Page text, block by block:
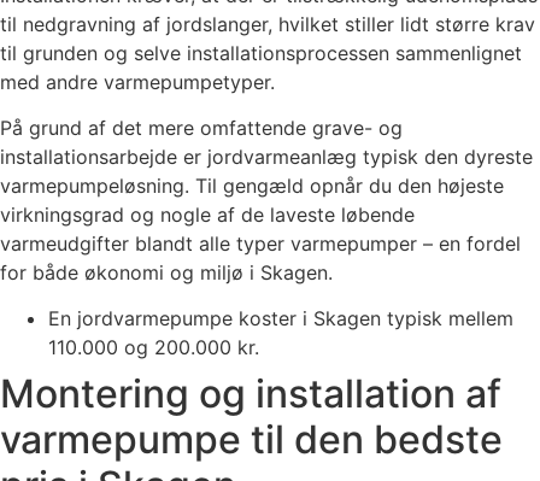
til nedgravning af jordslanger, hvilket stiller lidt større krav
til grunden og selve installationsprocessen sammenlignet
med andre varmepumpetyper.
På grund af det mere omfattende grave- og
installationsarbejde er jordvarmeanlæg typisk den dyreste
varmepumpeløsning. Til gengæld opnår du den højeste
virkningsgrad og nogle af de laveste løbende
varmeudgifter blandt alle typer varmepumper – en fordel
for både økonomi og miljø i Skagen.
En jordvarmepumpe koster i Skagen typisk mellem
110.000 og 200.000 kr.
Montering og installation af
varmepumpe til den bedste